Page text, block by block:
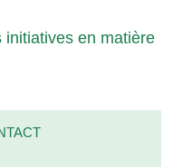
initiatives en matière